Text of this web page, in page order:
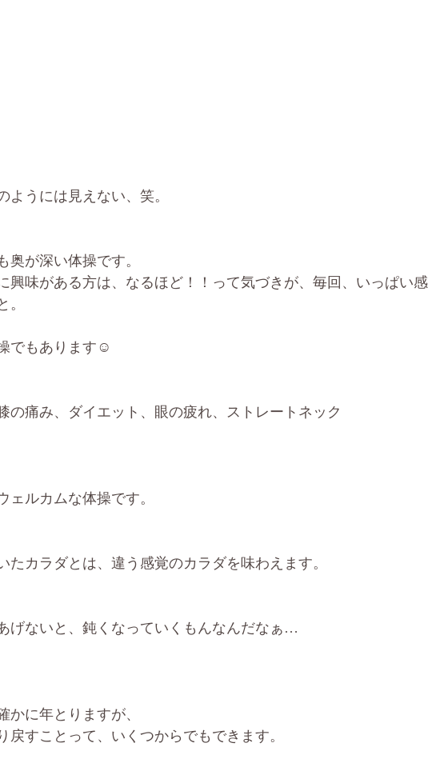
ようには見えない、笑。
奥が深い体操です。
興味がある方は、なるほど！！って気づきが、毎回、いっぱい感
。
でもあります☺️
の痛み、ダイエット、眼の疲れ、ストレートネック
ェルカムな体操です。
たカラダとは、違う感覚のカラダを味わえます。
げないと、鈍くなっていくもんなんだなぁ…
かに年とりますが、
戻すことって、いくつからでもできます。